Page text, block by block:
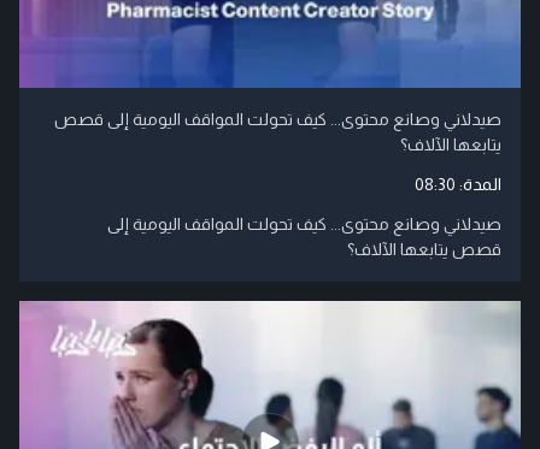
صيدلاني وصانع محتوى... كيف تحولت المواقف اليومية إلى قصص
يتابعها الآلاف؟
المدة: 08:30
صيدلاني وصانع محتوى... كيف تحولت المواقف اليومية إلى
قصص يتابعها الآلاف؟